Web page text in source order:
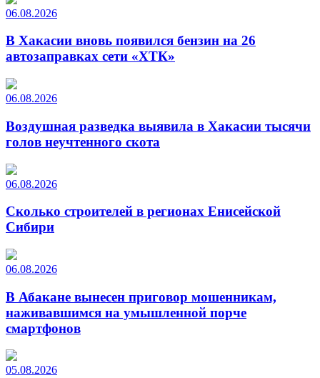
06.08.2026
В Хакасии вновь появился бензин на 26
автозаправках сети «ХТК»
06.08.2026
Воздушная разведка выявила в Хакасии тысячи
голов неучтенного скота
06.08.2026
Сколько строителей в регионах Енисейской
Сибири
06.08.2026
В Абакане вынесен приговор мошенникам,
наживавшимся на умышленной порче
смартфонов
05.08.2026